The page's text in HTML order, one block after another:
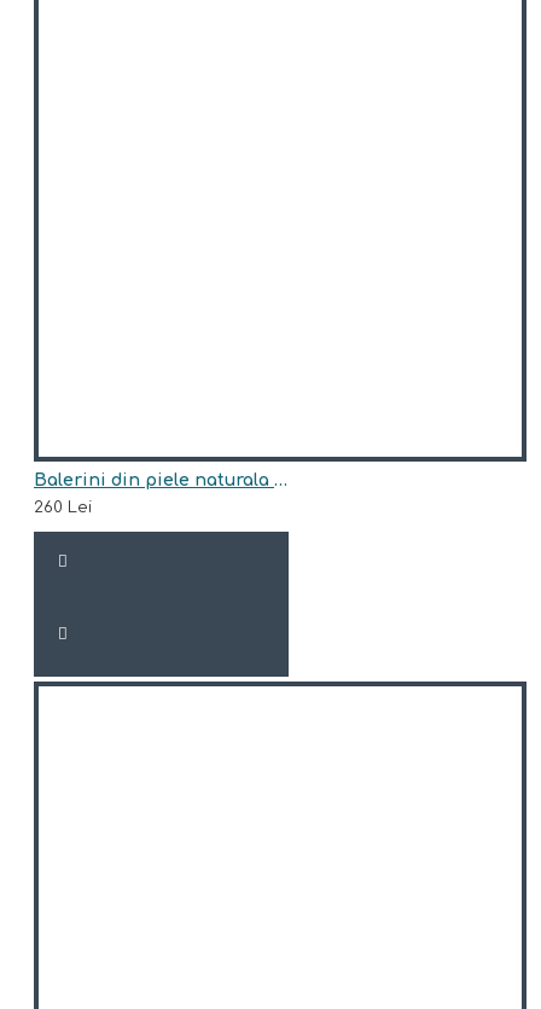
Balerini din piele naturala model BELICIA
260 Lei